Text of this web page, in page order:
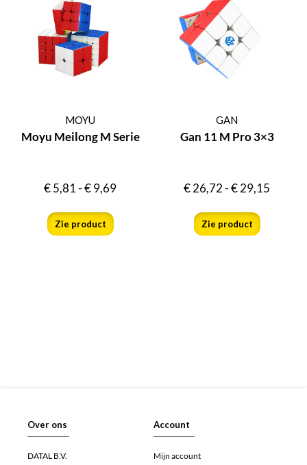
MOYU
Moyu Meilong M Serie
€5,81-€9,69
Zie product
GAN
Gan 11 M Pro 3×3
€26,72-€29,15
Zie product
Over ons
DATAL B.V.
Account
Mijn account